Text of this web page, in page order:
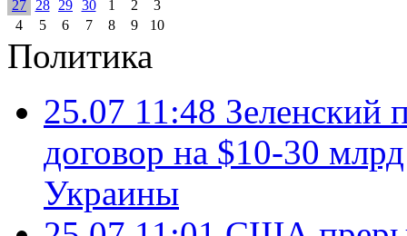
27 28 29 30 1 2
3
4
5 6 7 8 9 10
Политика
25.07 11:48 Зеленский
договор на $10-30
Украины